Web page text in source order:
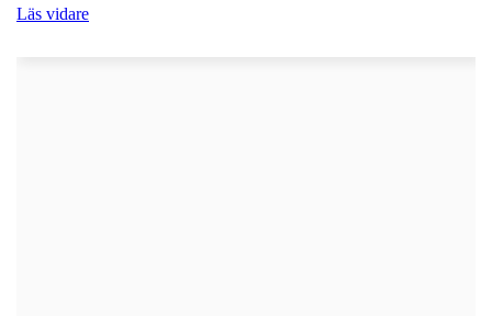
Läs vidare